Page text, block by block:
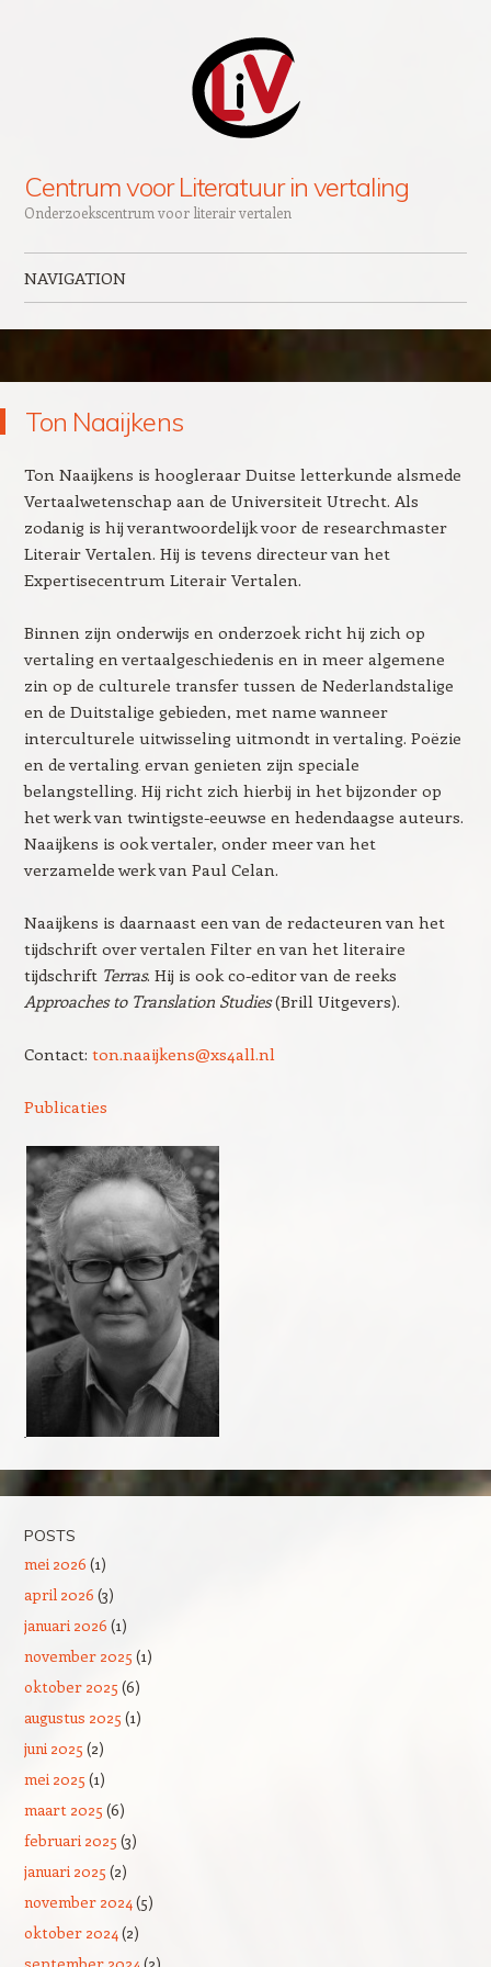
Centrum voor Literatuur in vertaling
Onderzoekscentrum voor literair vertalen
NAVIGATION
Ton Naaijkens
Ton Naaijkens is hoogleraar Duitse letterkunde alsmede
Vertaalwetenschap aan de Universiteit Utrecht. Als
zodanig is hij verantwoordelijk voor de researchmaster
Literair Vertalen. Hij is tevens directeur van het
Expertisecentrum Literair Vertalen.
Binnen zijn onderwijs en onderzoek richt hij zich op
vertaling en vertaalgeschiedenis en in meer algemene
zin op de culturele transfer tussen de Nederlandstalige
en de Duitstalige gebieden, met name wanneer
interculturele uitwisseling uitmondt in vertaling. Poëzie
en de vertalingervan genieten zijn speciale
belangstelling. Hij richt zich hierbij in het bijzonder op
het werk van twintigste-eeuwse en hedendaagse auteurs.
Naaijkens is ook vertaler, onder meer van het
verzamelde werk van Paul Celan.
Naaijkens is daarnaast een van de redacteuren van het
tijdschrift over vertalen Filter en van het literaire
tijdschrift Terras. Hij is ook co-editor van de reeks
Approaches to Translation Studies(Brill Uitgevers).
Contact: ton.naaijkens@xs4all.nl
Publicaties
POSTS
mei 2026 (1)
april 2026 (3)
januari 2026 (1)
november 2025 (1)
oktober 2025 (6)
augustus 2025 (1)
juni 2025 (2)
mei 2025 (1)
maart 2025 (6)
februari 2025 (3)
januari 2025 (2)
november 2024(5)
oktober 2024(2)